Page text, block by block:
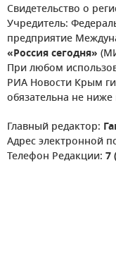
Свидетельство о
Учредитель:
предприятие
«Россия сегодня»
При любом
РИА Новости Крым
обязательна не ниже
Главный редактор:
Адрес электронной
Телефон Редакции: 7